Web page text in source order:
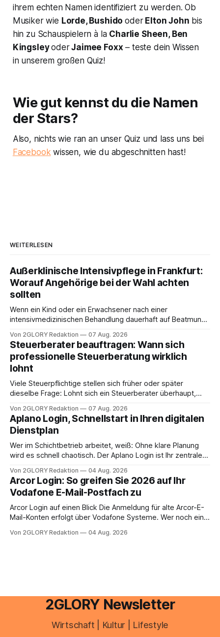
ihrem echten Namen identifiziert zu werden. Ob
Musiker wie Lorde, BushidooderElton John bis
hin zu Schauspielern à la Charlie Sheen, Ben
KingsleyoderJaimee Foxx – teste dein Wissen
in unserem großen Quiz!
Wie gut kennst du die Namen
der Stars?
Also, nichts wie ran an unser Quiz und lass uns bei
Facebook wissen, wie du abgeschnitten hast!
WEITERLESEN
Außerklinische Intensivpflege in Frankfurt:
Worauf Angehörige bei der Wahl achten
sollten
Wenn ein Kind oder ein Erwachsener nach einer
intensivmedizinischen Behandlung dauerhaft auf Beatmung
angewiesen ist, stellt sich für Familien eine schwierige
Frage: Muss die Versorgung dauerhaft in der Klinik bleiben –
oder ist ein Leben zu Hause möglich? Die außerklinische
Intensivpflege bietet genau diese Alternative: Sie
Von 2GLORY Redaktion 07 Aug. 2026
Steuerberater beauftragen: Wann sich
professionelle Steuerberatung wirklich
lohnt
Viele Steuerpflichtige stellen sich früher oder später
dieselbe Frage: Lohnt sich ein Steuerberater überhaupt,
erledigen? Die kurze Antwort: Bei einfachen
Einkommensverhältnissen reicht häufig eine Steuersoftware
aus – sobald jedoch mehrere Einkunftsarten
zusammentreffen oder größere finanzielle Veränderungen
anstehen, zahlt sich professionelle Unterstützung meist
Von 2GLORY Redaktion 07 Aug. 2026
Aplano Login, Schnellstart in Ihren digitalen
Dienstplan
Wer im Schichtbetrieb arbeitet, weiß: Ohne klare Planung
wird es schnell chaotisch. Der Aplano Login ist Ihr zentraler
abwesenheiten und die gesamte kommunikation rund um
Ihr personal digital zu organisieren. In diesem Leitfaden
erfahren Sie alles, was Sie für einen reibungslosen Einstieg
brauchen, von der Registrierung
Von 2GLORY Redaktion 04 Aug. 2026
Arcor Login: So greifen Sie 2026 auf Ihr
Vodafone E-Mail-Postfach zu
Arcor Login auf einen Blick Die Anmeldung für alte Arcor-E-
Mail-Konten erfolgt über Vodafone Systeme. Wer noch eine
besitzt, loggt sich heute über das Vodafone E-Mail & Cloud
Von 2GLORY Redaktion 04 Aug. 2026
2GLORY Newsletter
Wirtschaft | Kultur | Lifestyle